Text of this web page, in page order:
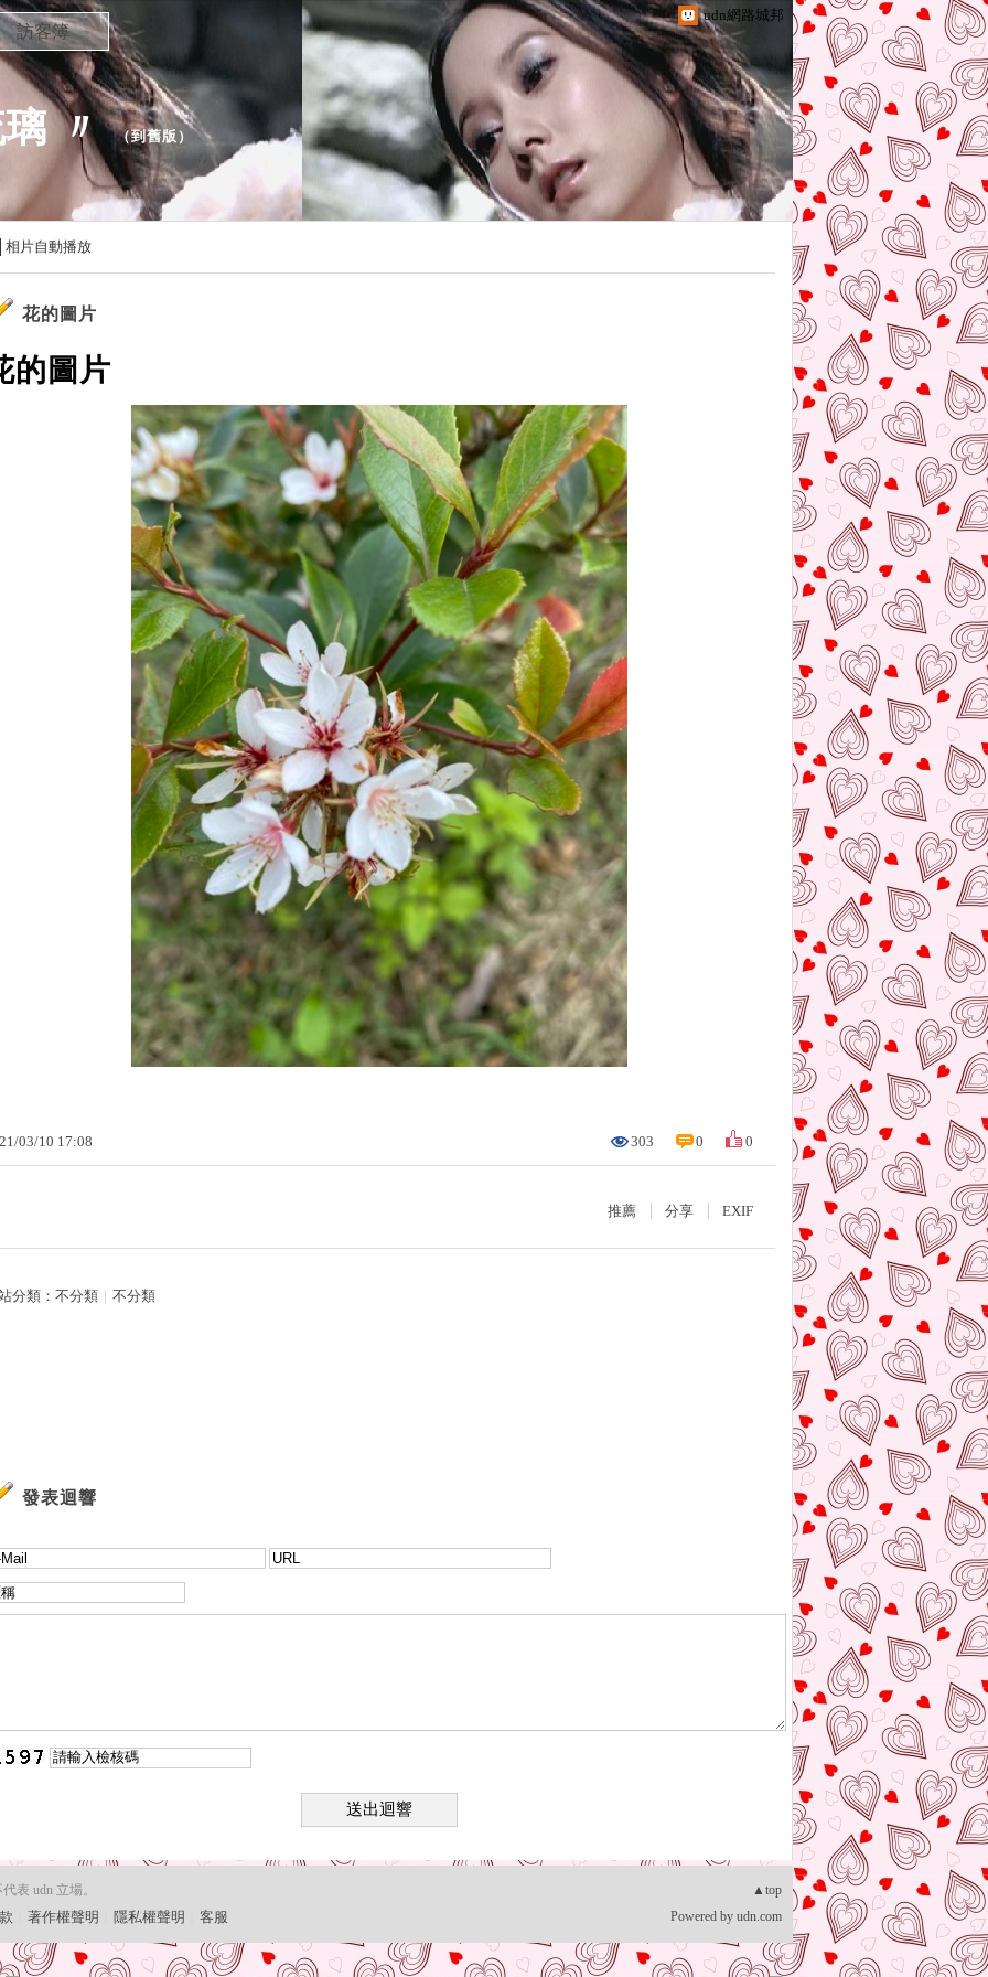
udn網路城邦
〃 （到舊版 ）
訪客簿
相片自動播放
花的圖片
的圖片
/03/10 17:08 303 0 0
推薦 分享 EXIF
分類： 不分類 不分類
發表迴響
送出迴響
▲top
表 udn 立場。
著作權聲明 隱私權聲明 客服 Powered by udn.com